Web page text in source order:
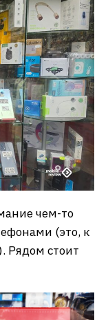
чем-то
(это, к
Рядом стоит